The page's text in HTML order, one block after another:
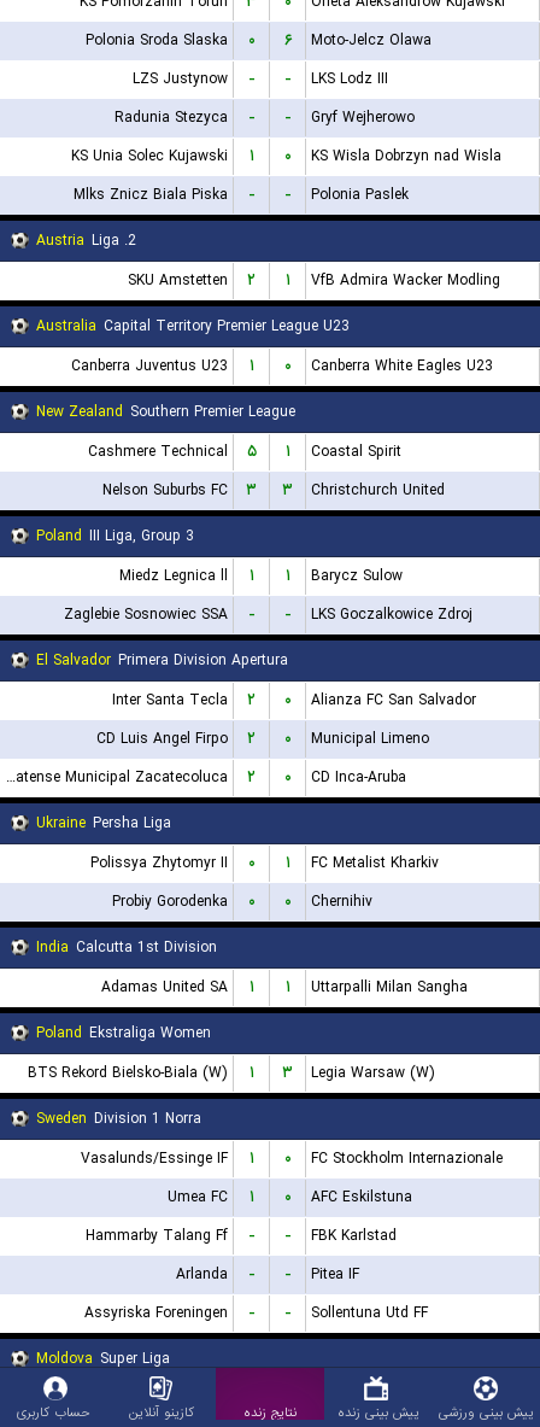
Polonia Sroda Slaska
۰ ۶
Moto-Jelcz Olawa
LZS Justynow
- -
LKS Lodz III
Radunia Stezyca
- -
Gryf Wejherowo
KS Unia Solec Kujawski
۱ ۰
KS Wisla Dobrzyn nad Wisla
Mlks Znicz Biala Piska
- -
Polonia Paslek
Austria
2. Liga
SKU Amstetten
۲ ۱
VfB Admira Wacker Modling
Australia Capital Territory Premier League U23
Canberra Juventus U23
۱ ۰
Canberra White Eagles U23
New Zealand Southern Premier League
Cashmere Technical
۵ ۱
Coastal Spirit
Nelson Suburbs FC
۳ ۳
Christchurch United
Poland III Liga, Group 3
Miedz Legnica ll
۱ ۱
Barycz Sulow
Zaglebie Sosnowiec SSA
- -
LKS Goczalkowice Zdroj
El Salvador Primera Division Apertura
Inter Santa Tecla
۲ ۰
Alianza FC San Salvador
CD Luis Angel Firpo
۲ ۰
Municipal Limeno
CD Platense Municipal Zacatecoluca
۲ ۰
CD Inca-Aruba
Ukraine Persha Liga
Polissya Zhytomyr II
۰ ۱
FC Metalist Kharkiv
Probiy Gorodenka
۰ ۰
Chernihiv
India Calcutta 1st Division
Adamas United SA
۱ ۱
Uttarpalli Milan Sangha
Poland Ekstraliga Women
BTS Rekord Bielsko-Biala (W)
۱ ۳
Legia Warsaw (W)
Sweden Division 1 Norra
Vasalunds/Essinge IF
۱ ۰
FC Stockholm Internazionale
Umea FC
۱ ۰
AFC Eskilstuna
Hammarby Talang Ff
- -
FBK Karlstad
Arlanda
- -
Pitea IF
Assyriska Foreningen
- -
Sollentuna Utd FF
Moldova Super Liga
FC Sheriff Tiraspol
Dacia Buiucani
پیش بینی ورزشی پیش بینی زنده نتایج زنده کازینو آنلاین حساب کاربری